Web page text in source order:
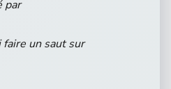
par
faire un saut sur